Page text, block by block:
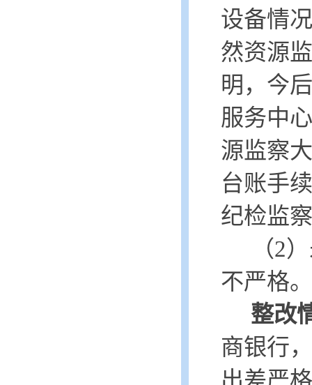
设备情
然资源
明，今
服务中
源监察
台账手
纪检监
（2）
不严格。
整改
商银行
出差严